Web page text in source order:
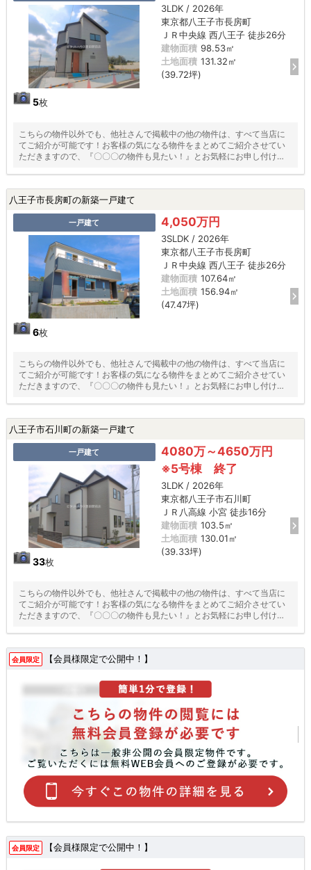
5枚
3LDK / 2026年
東京都八王子市長房町
ＪＲ中央線 西八王子 徒歩26分
建物面積 98.53㎡
土地面積 131.32㎡
(39.72坪)
こちらの物件以外でも、他社さんで掲載中の他の物件は、すべて当店に
てご紹介が可能です！お客様の気になる物件をまとめてご紹介させてい
ただきますので、『〇〇〇の物件も見たい！』とお気軽にお申し付けく
八王子市長房町の新築一戸建て
一戸建て
6枚
4,050万円
3SLDK / 2026年
東京都八王子市長房町
ＪＲ中央線 西八王子 徒歩26分
建物面積 107.64㎡
土地面積 156.94㎡
(47.47坪)
こちらの物件以外でも、他社さんで掲載中の他の物件は、すべて当店に
てご紹介が可能です！お客様の気になる物件をまとめてご紹介させてい
ただきますので、『〇〇〇の物件も見たい！』とお気軽にお申し付けく
八王子市石川町の新築一戸建て
一戸建て
33枚
4080万～4650万円
※5号棟 終了
3LDK / 2026年
東京都八王子市石川町
ＪＲ八高線 小宮 徒歩16分
建物面積 103.5㎡
土地面積 130.01㎡
(39.33坪)
こちらの物件以外でも、他社さんで掲載中の他の物件は、すべて当店に
てご紹介が可能です！お客様の気になる物件をまとめてご紹介させてい
ただきますので、『〇〇〇の物件も見たい！』とお気軽にお申し付けく
会員限定 【会員様限定で公開中！】
会員限定 【会員様限定で公開中！】